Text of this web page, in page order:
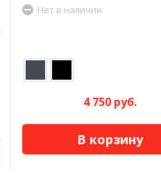
Нет в наличии
4 750 руб.
В корзину